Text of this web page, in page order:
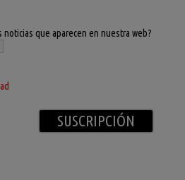
noticias que aparecen en nuestra web?